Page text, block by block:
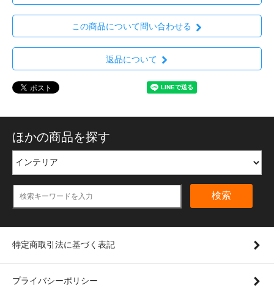
この商品について問い合わせる
返品について
ほかの商品を探す
検索
特定商取引法に基づく表記
プライバシーポリシー